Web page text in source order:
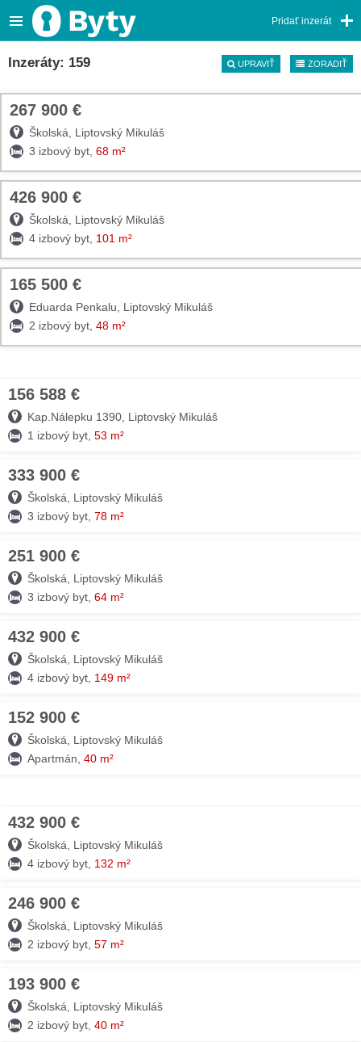
Pridať inzerát
Inzeráty: 159 UPRAVIŤ ZORADIŤ
TOP
267 900 €
Školská, Liptovský Mikuláš
3 izbový byt, 68 m²
TOP
426 900 €
Školská, Liptovský Mikuláš
4 izbový byt, 101 m²
TOP
165 500 €
Eduarda Penkalu, Liptovský Mikuláš
2 izbový byt, 48 m²
156 588 €
Kap.Nálepku 1390, Liptovský Mikuláš
1 izbový byt, 53 m²
333 900 €
Školská, Liptovský Mikuláš
3 izbový byt, 78 m²
251 900 €
Školská, Liptovský Mikuláš
3 izbový byt, 64 m²
432 900 €
Školská, Liptovský Mikuláš
4 izbový byt, 149 m²
152 900 €
Školská, Liptovský Mikuláš
Apartmán, 40 m²
432 900 €
Školská, Liptovský Mikuláš
4 izbový byt, 132 m²
246 900 €
Školská, Liptovský Mikuláš
2 izbový byt, 57 m²
193 900 €
Školská, Liptovský Mikuláš
2 izbový byt, 40 m²